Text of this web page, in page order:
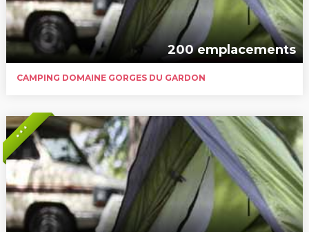
200 emplacements
CAMPING DOMAINE GORGES DU GARDON
* * *